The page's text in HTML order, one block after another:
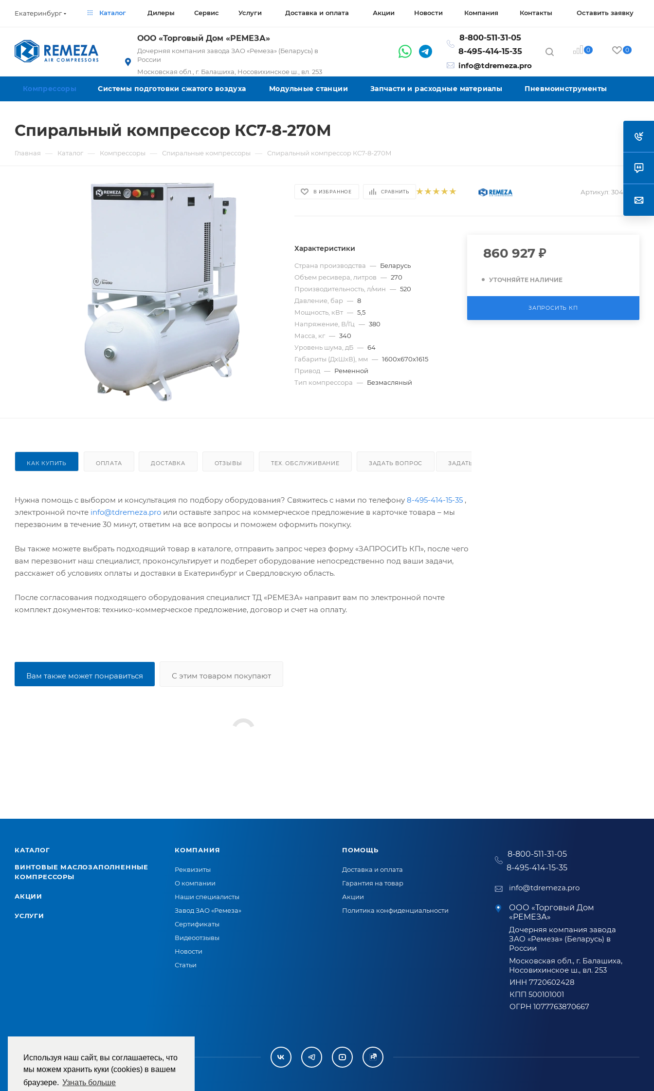
Используя наш сайт, вы соглашаетесь, что
мы можем хранить куки (cookies) в вашем
браузере. Узнать больше
Екатеринбург Каталог Дилеры Сервис Услуги Доставка и оплата Акции Новости Компания Контакты Оставить заявку
ООО «Торговый Дом «РЕМЕЗА»
Дочерняя компания завода ЗАО «Ремеза» (Беларусь) в
России
Московская обл., г. Балашиха, Носовихинское ш., вл. 253
8-800-511-31-05
8-495-414-15-35
info@tdremeza.pro
0 0
Компрессоры Системы подготовки сжатого воздуха Модульные станции Запчасти и расходные материалы Пневмоинструменты
Спиральный компрессор КС7-8-270М
Главная — Каталог — Компрессоры — Спиральные компрессоры — Спиральный компрессор КС7-8-270М
В ИЗБРАННОЕ СРАВНИТЬ Артикул: 3046030
Характеристики
Страна производства — Беларусь
Объем ресивера, литров — 270
Производительность, л/мин — 520
Давление, бар — 8
Мощность, кВт — 5,5
Напряжение, В/Гц — 380
Масса, кг — 340
Уровень шума, дБ — 64
Габариты (ДхШхВ), мм — 1600х670х1615
Привод — Ременной
Тип компрессора — Безмасляный
860 927₽
УТОЧНЯЙТЕ НАЛИЧИЕ
ЗАПРОСИТЬ КП
КАК КУПИТЬ ОПЛАТА ДОСТАВКА ОТЗЫВЫ ТЕХ. ОБСЛУЖИВАНИЕ ЗАДАТЬ ВОПРОС ЗАДАТЬ ВОПРОС
Нужна помощь с выбором и консультация по подбору оборудования? Свяжитесь с нами по телефону 8-495-414-15-35 ,
электронной почте info@tdremeza.pro или оставьте запрос на коммерческое предложение в карточке товара – мы
перезвоним в течение 30 минут, ответим на все вопросы и поможем оформить покупку.
Вы также можете выбрать подходящий товар в каталоге, отправить запрос через форму «ЗАПРОСИТЬ КП», после чего
вам перезвонит наш специалист, проконсультирует и подберет оборудование непосредственно под ваши задачи,
расскажет об условиях оплаты и доставки в Екатеринбург и Свердловскую область.
После согласования подходящего оборудования специалист ТД «РЕМЕЗА» направит вам по электронной почте
комплект документов: технико-коммерческое предложение, договор и счет на оплату.
Вам также может понравиться С этим товаром покупают
КАТАЛОГ
ВИНТОВЫЕ МАСЛОЗАПОЛНЕННЫЕ
КОМПРЕССОРЫ
АКЦИИ
УСЛУГИ
КОМПАНИЯ
Реквизиты
О компании
Наши специалисты
Завод ЗАО «Ремеза»
Сертификаты
Видеоотзывы
Новости
Статьи
ПОМОЩЬ
Доставка и оплата
Гарантия на товар
Акции
Политика конфиденциальности
8-800-511-31-05
8-495-414-15-35
info@tdremeza.pro
ООО «Торговый Дом
«РЕМЕЗА»
Дочерняя компания завода
ЗАО «Ремеза» (Беларусь) в
России
Московская обл., г. Балашиха,
Носовихинское ш., вл. 253
ИНН 7720602428
КПП 500101001
ОГРН 1077763870667